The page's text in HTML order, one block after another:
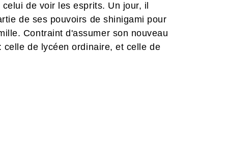
de voir les esprits. Un jour, il
de ses pouvoirs de shinigami pour
Contraint d'assumer son nouveau
de lycéen ordinaire, et celle de